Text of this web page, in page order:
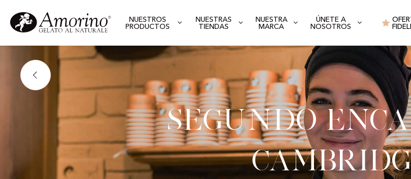
NUESTROS
PRODUCTOS
NUESTRAS
TIENDAS
NUESTRA
MARCA
ÚNETE A
NOSOTROS
Segundo